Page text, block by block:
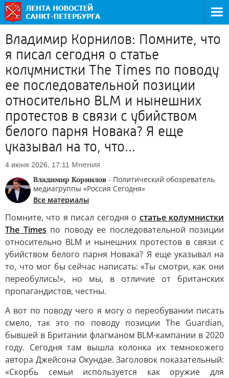
Владимир Корнилов: Помните, что
я писал сегодня о статье
колумнистки The Times по поводу
ее последовательной позиции
относительно BLM и нынешних
протестов в связи с убийством
белого парня Новака? Я еще
указывал на то, что...
4 июня 2026, 17:11 Мнения
Владимир Корнилов - Политический обозреватель
медиагруппы «Россия Сегодня»
Все материалы
Помните, что я писал сегодня о статье колумнистки
The Times по поводу ее последовательной позиции
относительно BLM и нынешних протестов в связи с
убийством белого парня Новака? Я еще указывал на
то, что мог бы сейчас написать: «Ты смотри, как они
переобулись!», но мы, в отличие от британских
пропагандистов, честны.
А вот по поводу чего я могу о переобувании писать
смело, так это по поводу позиции The Guardian,
бывшей в Британии флагманом BLM-кампании в 2020
году. Сегодня там вышла колонка их темнокожего
автора Джейсона Окундае. Заголовок показательный:
«Скорбь семьи используется как оружие для